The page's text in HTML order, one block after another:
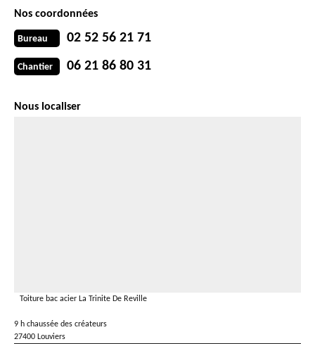
Nos coordonnées
Bureau 02 52 56 21 71
Chantier 06 21 86 80 31
Nous localiser
Toiture bac acier La Trinite De Reville
9 h chaussée des créateurs
27400 Louviers